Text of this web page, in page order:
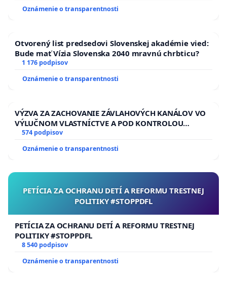
Oznámenie o transparentnosti
Otvorený list predsedovi Slovenskej akadémie vied:
Bude mať Vízia Slovenska 2040 mravnú chrbticu?
1 176 podpisov
Oznámenie o transparentnosti
VÝZVA ZA ZACHOVANIE ZÁVLAHOVÝCH KANÁLOV VO
VÝLUČNOM VLASTNÍCTVE A POD KONTROLOU
SLOVENSKEJ REPUBLIKY & žiadosť na riešenie
kanálov na Slovensku
574 podpisov
Oznámenie o transparentnosti
PETÍCIA ZA OCHRANU DETÍ A REFORMU TRESTNEJ
POLITIKY #STOPPDFL
PETÍCIA ZA OCHRANU DETÍ A REFORMU TRESTNEJ
POLITIKY #STOPPDFL
8 540 podpisov
Oznámenie o transparentnosti